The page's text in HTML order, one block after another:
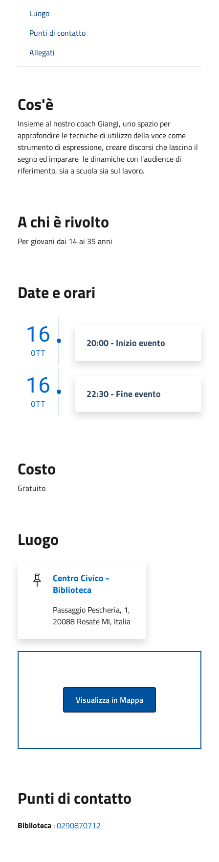
Luogo
Punti di contatto
Allegati
Cos'è
Insieme al nostro coach Giangi, uno spazio per
approfondire le tecniche di utilizzo della voce come
strumento di espressione, creare discorsi che lascino il
segno ed imparare le dinamiche con l'audience di
riferimento, sia a scuola sia sul lavoro.
A chi è rivolto
Per giovani dai 14 ai 35 anni
Date e orari
16
OTT
20:00 - Inizio evento
16
OTT
22:30 - Fine evento
Costo
Gratuito
Luogo
Centro Civico -
Biblioteca
Passaggio Pescheria, 1,
20088 Rosate MI, Italia
Visualizza in Mappa
Punti di contatto
Biblioteca :0290870712